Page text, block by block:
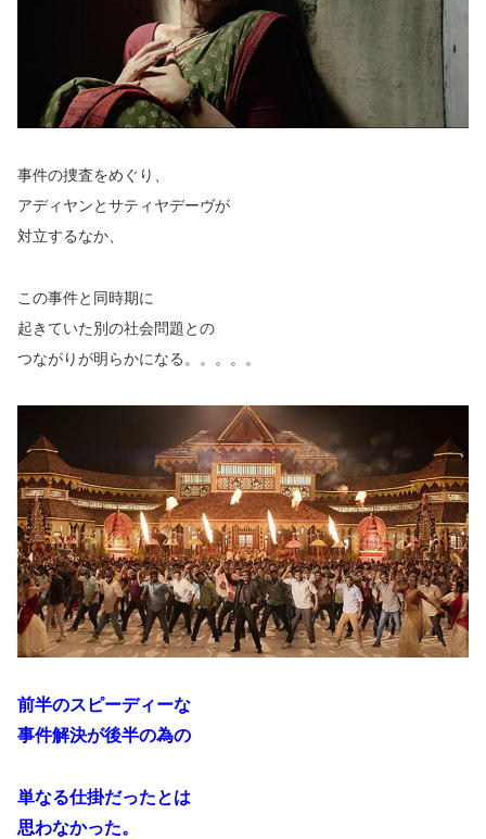
事件の捜査をめぐり、
アディヤンとサティヤデーヴが
対立するなか、
この事件と同時期に
起きていた別の社会問題との
つながりが明らかになる。。。。。
前半のスピーディーな
事件解決が後半の為の
単なる仕掛だったとは
思わなかった。